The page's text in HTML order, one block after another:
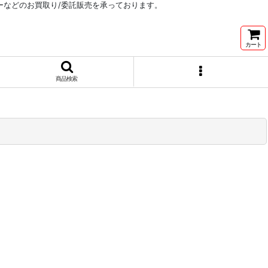
どのお買取り/委託販売を承っております。
カート
商品検索